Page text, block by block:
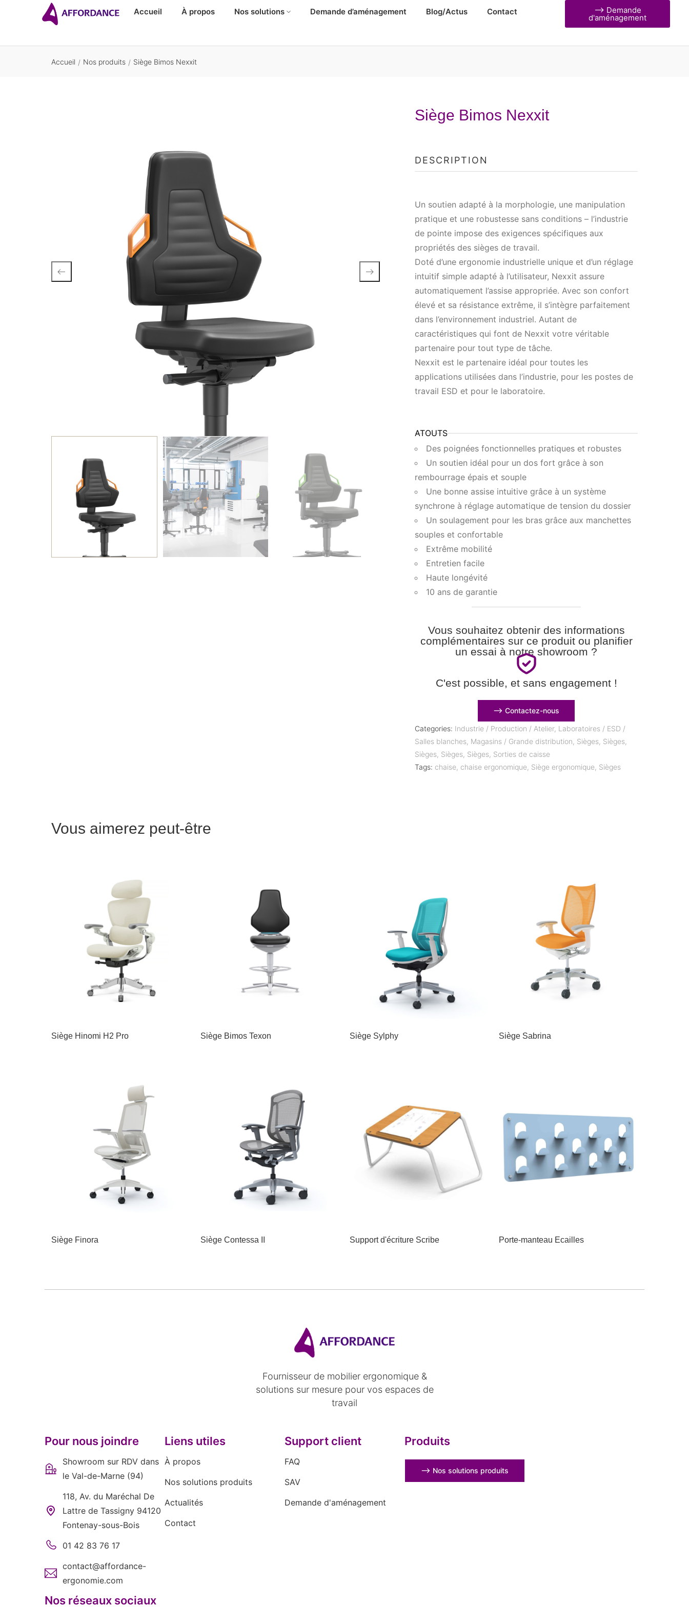
Accueil À propos Nos solutions Demande d’aménagement Blog/Actus Contact ⟶ Demande
d'aménagement
Accueil / Nos produits / Siège Bimos Nexxit
Siège Bimos Nexxit
DESCRIPTION
Un soutien adapté à la morphologie, une manipulation
pratique et une robustesse sans conditions – l’industrie
de pointe impose des exigences spécifiques aux
propriétés des sièges de travail.
Doté d’une ergonomie industrielle unique et d’un réglage
intuitif simple adapté à l’utilisateur, Nexxit assure
automatiquement l’assise appropriée. Avec son confort
élevé et sa résistance extrême, il s’intègre parfaitement
dans l’environnement industriel. Autant de
caractéristiques qui font de Nexxit votre véritable
partenaire pour tout type de tâche.
Nexxit est le partenaire idéal pour toutes les
applications utilisées dans l’industrie, pour les postes de
travail ESD et pour le laboratoire.
ATOUTS
Des poignées fonctionnelles pratiques et robustes
Un soutien idéal pour un dos fort grâce à son
rembourrage épais et souple
Une bonne assise intuitive grâce à un système
synchrone à réglage automatique de tension du dossier
Un soulagement pour les bras grâce aux manchettes
souples et confortable
Extrême mobilité
Entretien facile
Haute longévité
10 ans de garantie
Vous souhaitez obtenir des informations
complémentaires sur ce produit ou planifier
un essai à notre showroom ?
C'est possible, et sans engagement !
⟶ Contactez-nous
Categories: Industrie / Production / Atelier, Laboratoires / ESD /
Salles blanches, Magasins / Grande distribution, Sièges, Sièges,
Sièges, Sièges, Sièges, Sorties de caisse
Tags: chaise, chaise ergonomique, Siège ergonomique, Sièges
Vous aimerez peut-être
Siège Hinomi H2 Pro Siège Bimos Texon Siège Sylphy Siège Sabrina
Siège Finora Siège Contessa II Support d'écriture Scribe Porte-manteau Ecailles
Fournisseur de mobilier ergonomique &
solutions sur mesure pour vos espaces de
travail
Pour nous joindre
Showroom sur RDV dans
le Val-de-Marne (94)
118, Av. du Maréchal De
Lattre de Tassigny 94120
Fontenay-sous-Bois
01 42 83 76 17
contact@affordance-
ergonomie.com
Nos réseaux sociaux
Liens utiles
À propos
Nos solutions produits
Actualités
Contact
Support client
FAQ
SAV
Demande d'aménagement
Produits
⟶ Nos solutions produits